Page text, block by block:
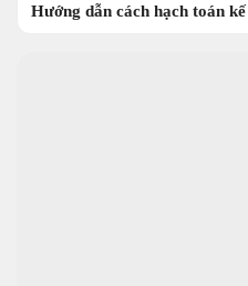
Hướng dẫn cách hạch toán